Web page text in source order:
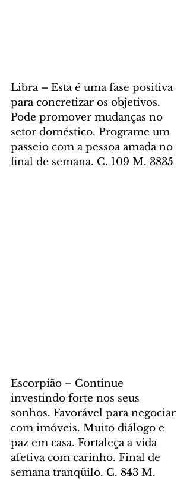
Libra – Esta é uma fase positiva
para concretizar os objetivos.
Pode promover mudanças no
setor doméstico. Programe um
passeio com a pessoa amada no
final de semana. C. 109 M. 3835
Escorpião – Continue
investindo forte nos seus
sonhos. Favorável para negociar
com imóveis. Muito diálogo e
paz em casa. Fortaleça a vida
afetiva com carinho. Final de
semana tranqüilo. C. 843 M.